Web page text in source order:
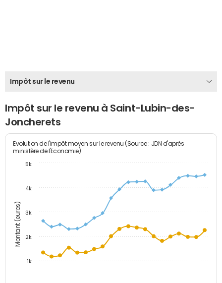
Impôt sur le revenu
Impôt sur le revenu à Saint-Lubin-des-
Joncherets
Montant (euros)
Evolution de l'impôt moyen sur le revenu (Source : JDN d'après
ministère de l'Economie)
1k
2k
3k
4k
5k